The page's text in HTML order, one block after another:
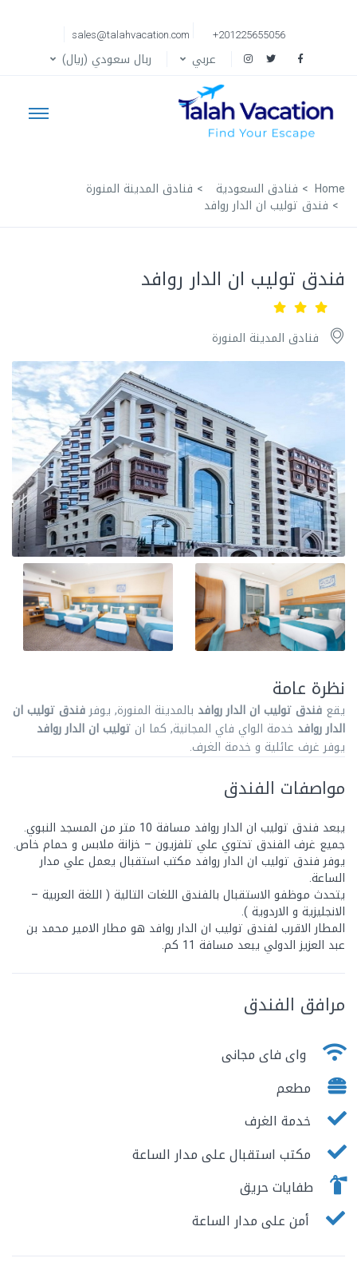
+201225655056
sales@talahvacation.com
عربي ربال سعودي (ريال)
Home فنادق السعودية فنادق المدينة المنورة
فندق توليب ان الدار روافد
فندق توليب ان الدار روافد
فنادق المدينة المنورة
نظرة عامة
يقع فندق توليب ان الدار روافد بالمدينة المنورة, يوفرفندق توليب ان
الدار روافد خدمة الواي فاي المجانية, كما انتوليب ان الدار روافد
يوفر غرف عائلية و خدمة الغرف.
مواصفات الفندق
يبعد فندق توليب ان الدار روافد مسافة 10 متر من المسجد النبوي.
جميع غرف الفندق تحتوي علي تلفزيون – خزانة ملابس و حمام خاص.
يوفر فندق توليب ان الدار روافد مكتب استقبال يعمل علي مدار
الساعة.
يتحدث موظفو الاستقبال بالفندق اللغات التالية ( اللغة العربية –
الانجليزية و الاردوية ).
المطار الاقرب لفندق توليب ان الدار روافد هو مطار الامير محمد بن
عبد العزيز الدولي يبعد مسافة 11 كم.
مرافق الفندق
واى فاى مجانى
مطعم
خدمة الغرف
مكتب استقبال على مدار الساعة
طفايات حريق
أمن على مدار الساعة